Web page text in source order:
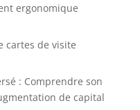
ergonomique
cartes de visite
: Comprendre son
de capital